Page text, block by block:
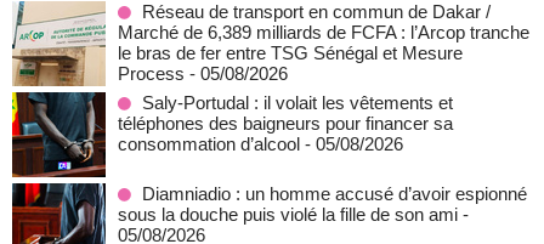
Réseau de transport en commun de Dakar /
Marché de 6,389 milliards de FCFA : l’Arcop tranche
le bras de fer entre TSG Sénégal et Mesure
Process - 05/08/2026
Saly-Portudal : il volait les vêtements et
téléphones des baigneurs pour financer sa
consommation d’alcool - 05/08/2026
Diamniadio : un homme accusé d’avoir espionné
sous la douche puis violé la fille de son ami -
05/08/2026